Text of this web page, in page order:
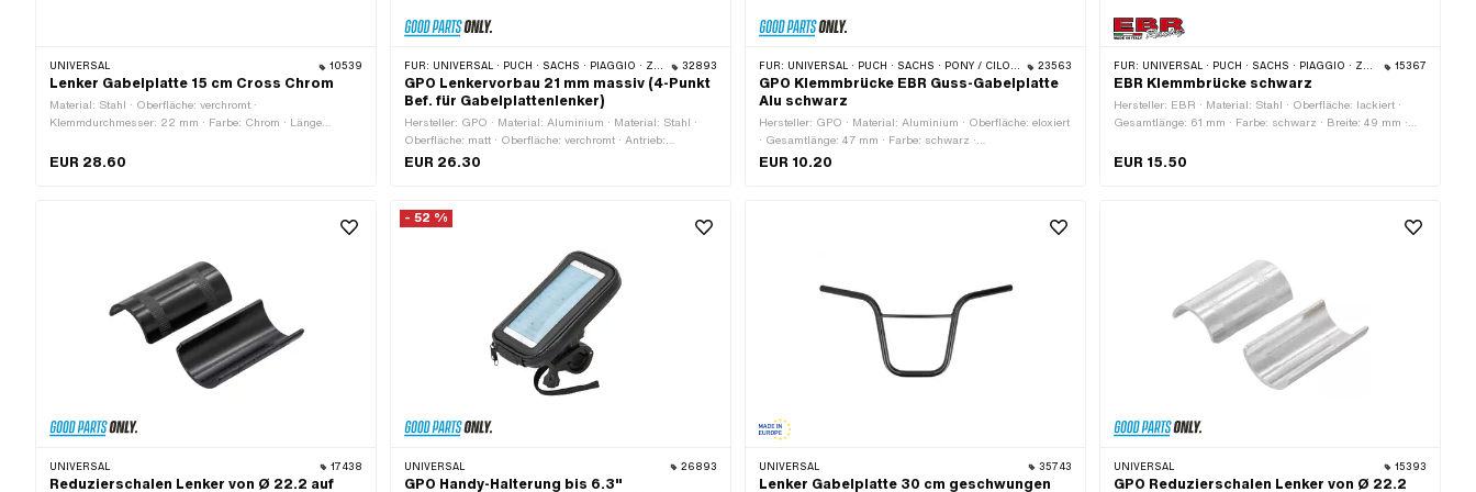
UNIVERSAL 10539
Lenker Gabelplatte 15 cm Cross Chrom
Material: Stahl · Oberfläche: verchromt ·
Klemmdurchmesser: 22 mm · Farbe: Chrom · Länge
150 mm · Befestigungsart: Gabelplatte · Ø aussen: 22 mm
EUR 28.60
FÜR: UNIVERSAL · PUCH · SACHS · PIAGGIO · ZÜNDAPP BELMONDO 32893
GPO Lenkervorbau 21 mm massiv (4-Punkt
Bef. für Gabelplattenlenker)
Hersteller: GPO · Material: Aluminium · Material: Stahl ·
Oberfläche: matt · Oberfläche: verchromt · Antrieb:
Aussensechskant · Antrieb: Innensechskant ·
4 Stk.
EUR 26.30
FÜR: UNIVERSAL · PUCH · SACHS · PONY / CILO (BETA 521 & 512) · PIAGGIO 23563
GPO Klemmbrücke EBR Guss-Gabelplatte
Alu schwarz
Hersteller: GPO · Material: Aluminium · Oberfläche: eloxiert
· Gesamtlänge: 47 mm · Farbe: schwarz ·
Klemmdurchmesser: 22 mm · Ø Befestigungsloch: 6.4 mm
EUR 10.20
FÜR: UNIVERSAL · PUCH · SACHS · PIAGGIO · ZÜNDAPP BELMONDO 15367
EBR Klemmbrücke schwarz
Hersteller: EBR · Material: Stahl · Oberfläche: lackiert ·
Gesamtlänge: 61 mm · Farbe: schwarz · Breite: 49 mm ·
33 mm · Lochabstand: 45 mm · Anzahl
EUR 15.50
UNIVERSAL 17438
Reduzierschalen Lenker von Ø 22.2 auf
- 52 %
UNIVERSAL 26893
GPO Handy-Halterung bis 6.3"
UNIVERSAL 35743
Lenker Gabelplatte 30 cm geschwungen
UNIVERSAL 15393
GPO Reduzierschalen Lenker von Ø 22.2